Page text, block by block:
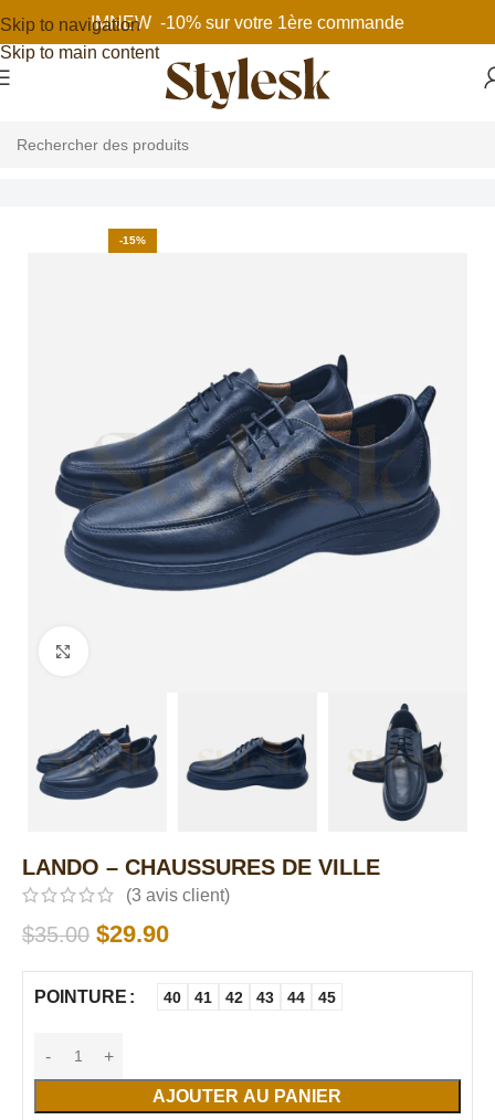
Skip to navigation
Skip to main content
IMNEW -10% sur votre 1ère commande
-15%
LANDO – CHAUSSURES DE VILLE
(3 avis client)
$35.00 $29.90
POINTURE 40 41 42 43 44 45
AJOUTER AU PANIER